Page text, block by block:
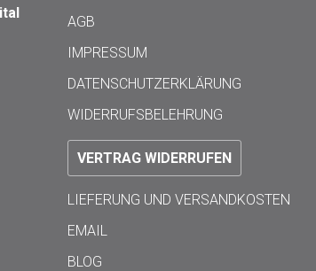
AGB
IMPRESSUM
DATENSCHUTZERKLÄRUNG
WIDERRUFSBELEHRUNG
VERTRAG WIDERRUFEN
LIEFERUNG UND VERSANDKOSTEN
EMAIL
BLOG